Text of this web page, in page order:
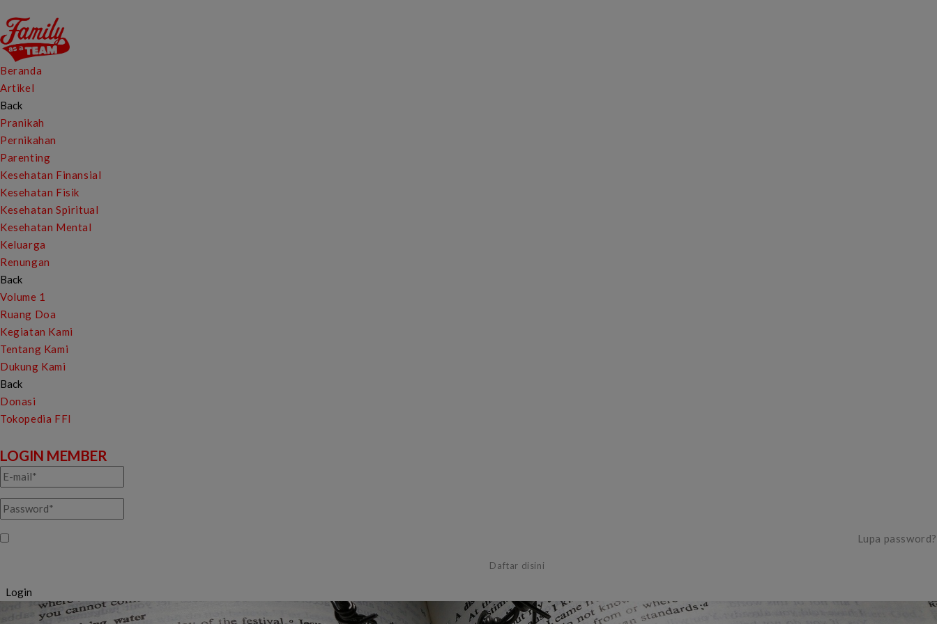
Beranda
Artikel
Back
Pranikah
Pernikahan
Parenting
Kesehatan Finansial
Kesehatan Fisik
Kesehatan Spiritual
Kesehatan Mental
Keluarga
Renungan
Back
Volume 1
Ruang Doa
Kegiatan Kami
Tentang Kami
Dukung Kami
Back
Donasi
Tokopedia FFI
LOGIN MEMBER
Lupa password?
Daftar disini
Login